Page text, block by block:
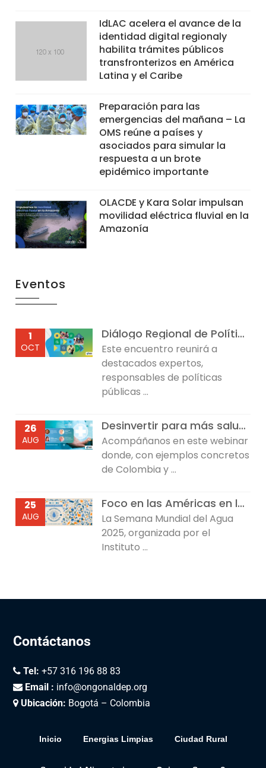
IdLAC acelera el avance de la
identidad digital regionaly
habilita trámites públicos
transfronterizos en América
Latina y el Caribe
Preparación para las
emergencias del mañana – La
OMS reúne a países y
asociados para simular la
respuesta a un brote
epidémico importante
OLACDE y Kara Solar impulsan
movilidad eléctrica fluvial en la
Amazonía
Eventos
1
OCT
Diálogo Regional de Política sobre Desarrollo Infantil Temprano
Este encuentro reunirá a
destacados expertos,
responsables de políticas
públicas ...
26
AUG
Desinvertir para más salud: Reflexiones desde Colombia y República Dominicana
Acompáñanos en este webinar
donde, con ejemplos concretos
de Colombia y ...
25
AUG
Foco en las Américas en la Semana Mundial del Agua 2025
La Semana Mundial del Agua
2025, organizada por el
Instituto ...
Contáctanos
Tel: +57 316 196 88 83
Email : info@ongonaldep.org
Ubicación: Bogotá – Colombia
Inicio Energias Limpias Ciudad Rural